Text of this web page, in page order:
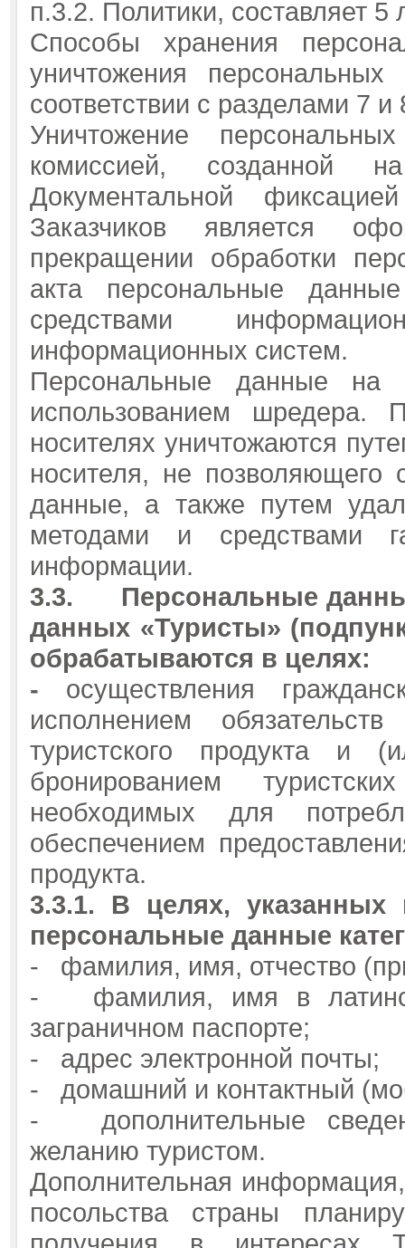
п.3.2. Политики, составляет
Способы хранения
уничтожения
соответствии с разделами 7
Уничтожение
комиссией, созданной
Документальной
Заказчиков является
прекращении обработки
акта персональные
средствами
информационных систем.
Персональные данные на
использованием шредера.
носителях уничтожаются
носителя, не позволяющего
данные, а также путем
методами и средствами
информации.
3.3. Персональные
данных «Туристы»
обрабатываются в целях:
- осуществления
исполнением
туристского продукта и
бронированием
необходимых для
обеспечением
продукта.
3.3.1. В целях, указанных
персональные данные
- фамилия, имя, отчество
- фамилия, имя в
заграничном паспорте;
- адрес электронной почты;
- домашний и контактный
- дополнительные
желанию туристом.
Дополнительная
посольства страны